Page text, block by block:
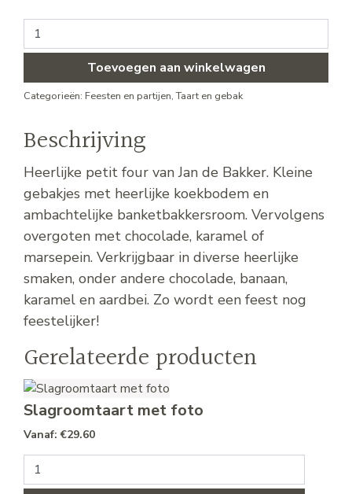
Petit four aantal
Toevoegen aan winkelwagen
Categorieën: Feesten en partijen,Taart en gebak
Beschrijving
Heerlijke petit four van Jan de Bakker. Kleine
gebakjes met heerlijke koekbodem en
ambachtelijke banketbakkersroom. Vervolgens
overgoten met chocolade, karamel of
marsepein. Verkrijgbaar in diverse heerlijke
smaken, onder andere chocolade, banaan,
karamel en aardbei. Zo wordt een feest nog
feestelijker!
Gerelateerde producten
Slagroomtaart met foto
€29.60
Slagroomtaart met foto aantal